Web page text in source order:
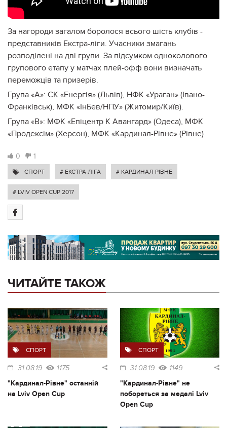
За нагороди загалом боролося всього шість клубів -
представників Екстра-ліги. Учасники змагань
розподілені на дві групи. За підсумком одноколового
групового етапу у матчах плей-офф вони визначать
переможців та призерів.
Група «А»: СК «Енергія» (Львів), НФК «Ураган» (Івано-
Франківськ), МФК «ІнБев/НПУ» (Житомир/Київ).
Група «В»: МФК «Епіцентр К Авангард» (Одеса), МФК
«Продексім» (Херсон), МФК «Кардинал-Рівне» (Рівне).
0 1
СПОРТ # ЕКСТРА ЛІГА # КАРДИНАЛ РІВНЕ
# LVIV OPEN CUP 2017
ЧИТАЙТЕ ТАКОЖ
СПОРТ
31.08.19 1175
"Кардинал-Рівне" останній
на Lviv Open Cup
СПОРТ
31.08.19 1149
"Кардинал-Рівне" не
побореться за медалі Lviv
Open Cup